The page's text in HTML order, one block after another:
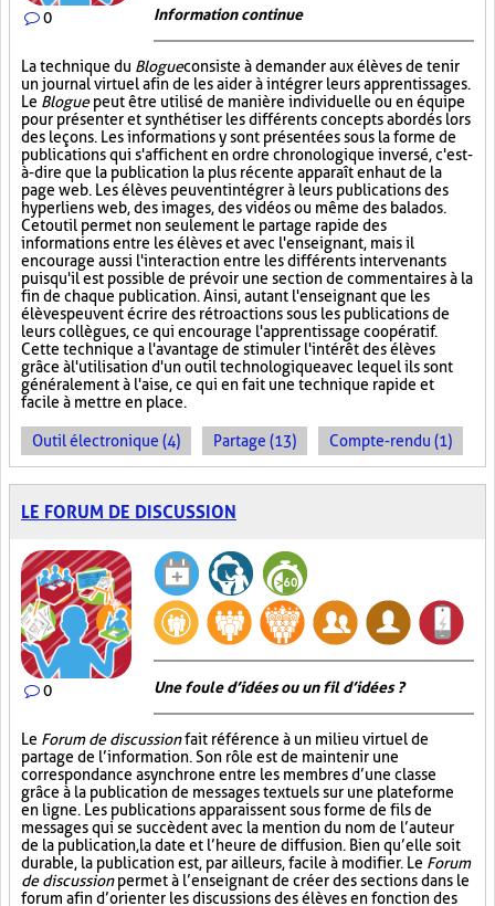
0 Information continue
La technique du Blogueconsiste à demander aux élèves de tenir
un journal virtuel afin de les aider à intégrer leurs apprentissages.
Le Bloguepeut être utilisé de manière individuelle ou en équipe
pour présenter et synthétiser les différents concepts abordés lors
des leçons. Les informations y sont présentées sous la forme de
publications qui s'affichent en ordre chronologique inversé, c'est-
à-dire que la publication la plus récente apparaît en haut de la
page web. Les élèves peuvent intégrer à leurs publications des
hyperliens web, des images, des vidéos ou même des balados.
Cet outil permet non seulement le partage rapide des
informations entre les élèves et avec l'enseignant, mais il
encourage aussi l'interaction entre les différents intervenants
puisqu'il est possible de prévoir une section de commentaires à la
fin de chaque publication. Ainsi, autant l'enseignant que les
élèves peuvent écrire des rétroactions sous les publications de
leurs collègues, ce qui encourage l'apprentissage coopératif.
Cette technique a l'avantage de stimuler l'intérêt des élèves
grâce à l'utilisation d'un outil technologique avec lequel ils sont
généralement à l'aise, ce qui en fait une technique rapide et
facile à mettre en place.
Outil électronique (4) Partage (13) Compte-rendu (1)
LE FORUM DE DISCUSSION
0 Une foule d’idées ou un fil d’idées ?
Le Forum de discussionfait référence à un milieu virtuel de
partage de l’information. Son rôle est de maintenir une
correspondance asynchrone entre les membres d’une classe
grâce à la publication de messages textuels sur une plateforme
en ligne. Les publications apparaissent sous forme de fils de
messages qui se succèdent avec la mention du nom de l’auteur
de la publication, la date et l’heure de diffusion. Bien qu’elle soit
durable, la publication est, par ailleurs, facile à modifier. Le Forum
de discussionpermet à l’enseignant de créer des sections dans le
forum afin d’orienter les discussions des élèves en fonction des